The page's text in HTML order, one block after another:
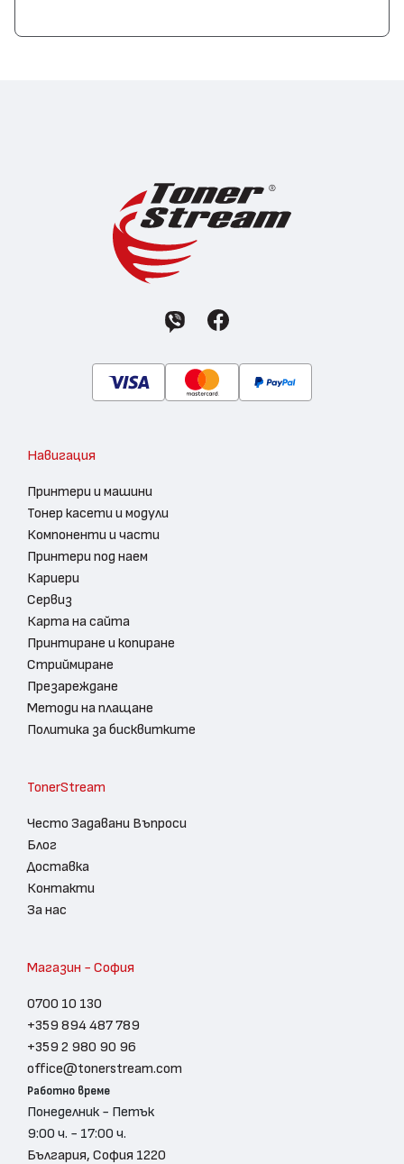
Навигация
Принтери и машини
Тонер касети и модули
Компоненти и части
Принтери под наем
Кариери
Сервиз
Карта на сайта
Принтиране и копиране
Стриймиране
Презареждане
Методи на плащане
Политика за бисквитките
TonerStream
Често Задавани Въпроси
Блог
Доставка
Контакти
За нас
Магазин - София
0700 10 130
+359 894 487 789
+359 2 980 90 96
office@tonerstream.com
Работно време
Понеделник - Петък
9:00 ч. - 17:00 ч.
България, София 1220